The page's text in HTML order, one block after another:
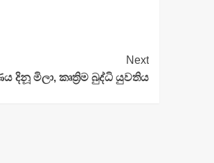
Next
දිනූ මිලා, කෘත්‍රිම බුද්ධි යුවතිය